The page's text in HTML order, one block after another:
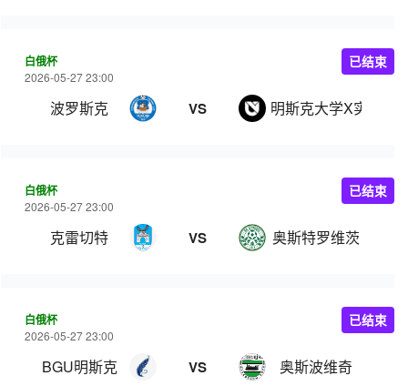
白俄杯
2026-05-27 23:00
波罗斯克 VS 明斯克大学X实验室
已结束
白俄杯
2026-05-27 23:00
克雷切特 VS 奥斯特罗维茨
已结束
白俄杯
2026-05-27 23:00
BGU明斯克 VS 奥斯波维奇
已结束